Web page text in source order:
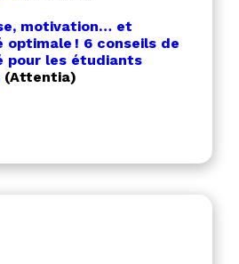
motivation… et
optimale ! 6 conseils de
pour les étudiants
(Attentia)